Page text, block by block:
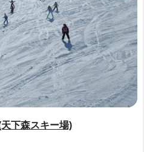
下森スキー場)